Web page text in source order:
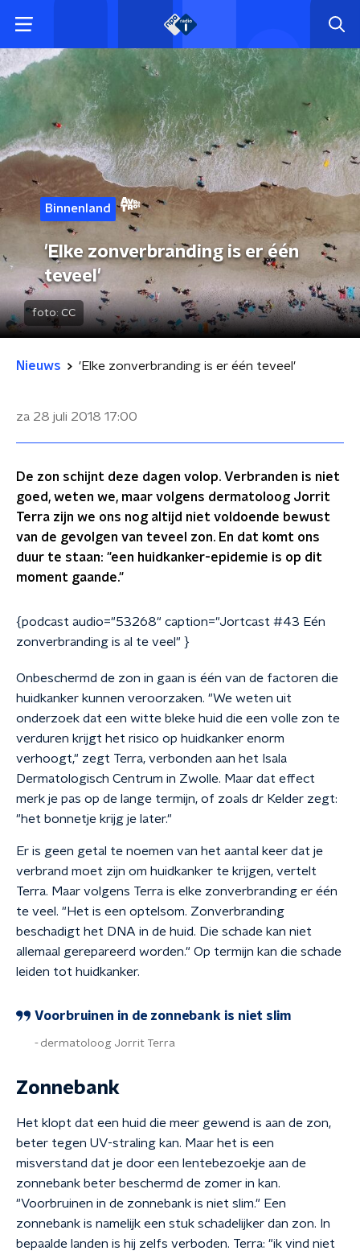
Binnenland
'Elke zonverbranding is er één
teveel'
foto: CC
Nieuws 'Elke zonverbranding is er één teveel'
za 28 juli 2018 17:00
De zon schijnt deze dagen volop. Verbranden is niet
goed, weten we, maar volgens dermatoloog Jorrit
Terra zijn we ons nog altijd niet voldoende bewust
van de gevolgen van teveel zon. En dat komt ons
duur te staan: "een huidkanker-epidemie is op dit
moment gaande."
{podcast audio="53268" caption="Jortcast #43 Eén
zonverbranding is al te veel" }
Onbeschermd de zon in gaan is één van de factoren die
huidkanker kunnen veroorzaken. "We weten uit
onderzoek dat een witte bleke huid die een volle zon te
verduren krijgt het risico op huidkanker enorm
verhoogt," zegt Terra, verbonden aan het Isala
Dermatologisch Centrum in Zwolle. Maar dat effect
merk je pas op de lange termijn, of zoals dr Kelder zegt:
"het bonnetje krijg je later."
Er is geen getal te noemen van het aantal keer dat je
verbrand moet zijn om huidkanker te krijgen, vertelt
Terra. Maar volgens Terra is elke zonverbranding er één
te veel. "Het is een optelsom. Zonverbranding
beschadigt het DNA in de huid. Die schade kan niet
allemaal gerepareerd worden." Op termijn kan die schade
leiden tot huidkanker.
Voorbruinen in de zonnebank is niet slim
dermatoloog Jorrit Terra
Zonnebank
Het klopt dat een huid die meer gewend is aan de zon,
beter tegen UV-straling kan. Maar het is een
misverstand dat je door een lentebezoekje aan de
zonnebank beter beschermd de zomer in kan.
"Voorbruinen in de zonnebank is niet slim." Een
zonnebank is namelijk een stuk schadelijker dan zon. In
bepaalde landen is hij zelfs verboden. Terra: "ik vind niet